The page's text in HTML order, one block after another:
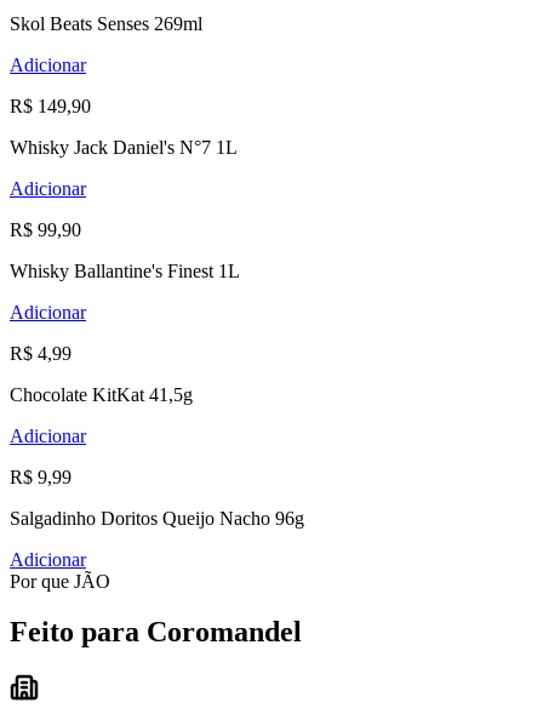
Skol Beats Senses 269ml
Adicionar
R$ 149,90
Whisky Jack Daniel's N°7 1L
Adicionar
R$ 99,90
Whisky Ballantine's Finest 1L
Adicionar
R$ 4,99
Chocolate KitKat 41,5g
Adicionar
R$ 9,99
Salgadinho Doritos Queijo Nacho 96g
Adicionar
Por que JÃO
Feito para Coromandel